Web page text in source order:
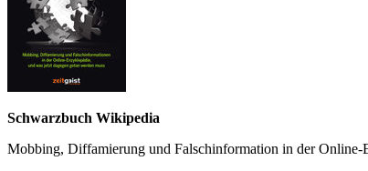
Schwarzbuch Wikipedia
Mobbing, Diffamierung und Falsch­information in der Online-